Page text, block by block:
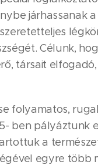
járhassanak
Célunk,
társait
folyamatos,
ben pályáztunk
a
egyre több